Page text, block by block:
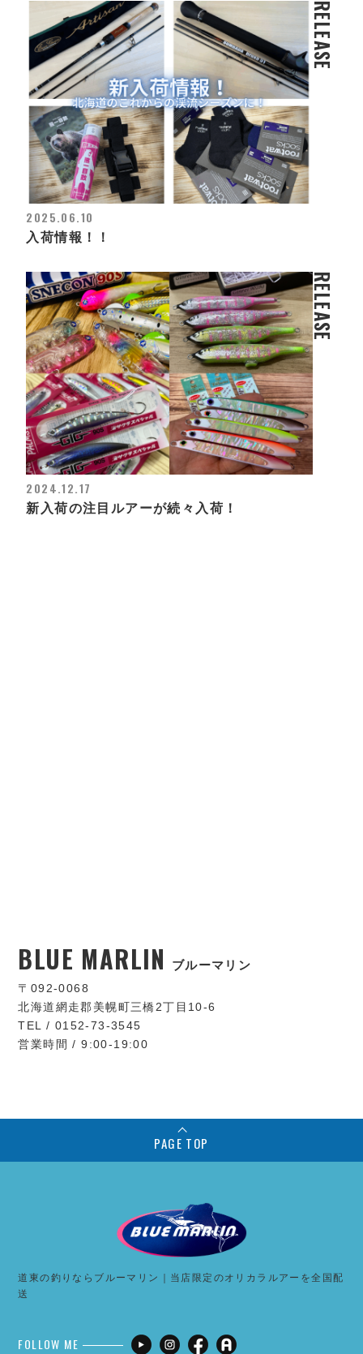
RELEASE
2025.06.10
入荷情報！！
RELEASE
2024.12.17
新入荷の注目ルアーが続々入荷！
BLUE MARLIN ブルーマリン
〒092-0068
北海道網走郡美幌町三橋2丁目10-6
TEL / 0152-73-3545
営業時間 / 9:00-19:00
PAGE TOP
道東の釣りならブルーマリン｜当店限定のオリカラルアーを全国配
送
FOLLOW ME